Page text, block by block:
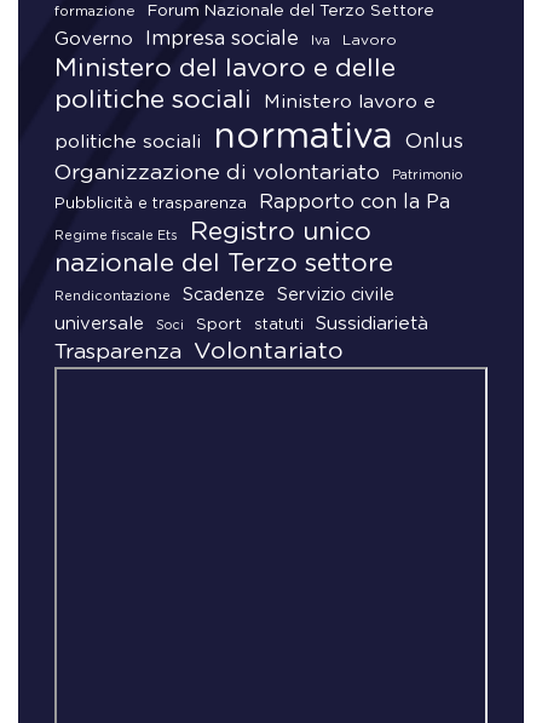
formazione Forum Nazionale del Terzo Settore
Governo Impresa sociale Iva Lavoro
Ministero del lavoro e delle
politiche sociali
Ministero lavoro e
politiche sociali normativa Onlus
Organizzazione di volontariato Patrimonio
Pubblicità e trasparenza Rapporto con la Pa
Regime fiscale Ets
Registro unico
nazionale del Terzo settore
Rendicontazione Scadenze
Servizio civile
universale
Soci Sport statuti Sussidiarietà
Trasparenza Volontariato